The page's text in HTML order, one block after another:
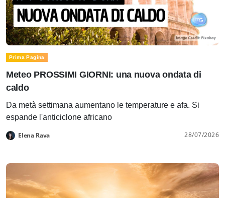
Prima Pagina
Meteo PROSSIMI GIORNI: una nuova ondata di
caldo
Da metà settimana aumentano le temperature e afa. Si
espande l'anticiclone africano
Elena Rava 28/07/2026